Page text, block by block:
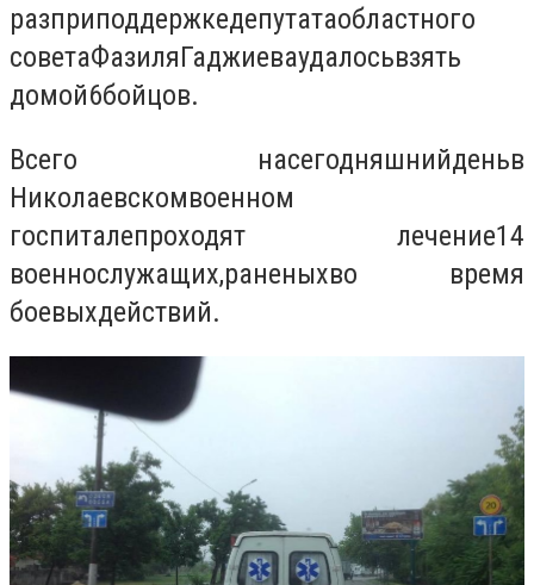
разприподдержкедепутатаобластного
советаФазиляГаджиеваудалосьвзять
домой6бойцов.
Всего насегодняшнийденьв
Николаевскомвоенном
госпиталепроходят лечение14
военнослужащих,раненыхво время
боевыхдействий.